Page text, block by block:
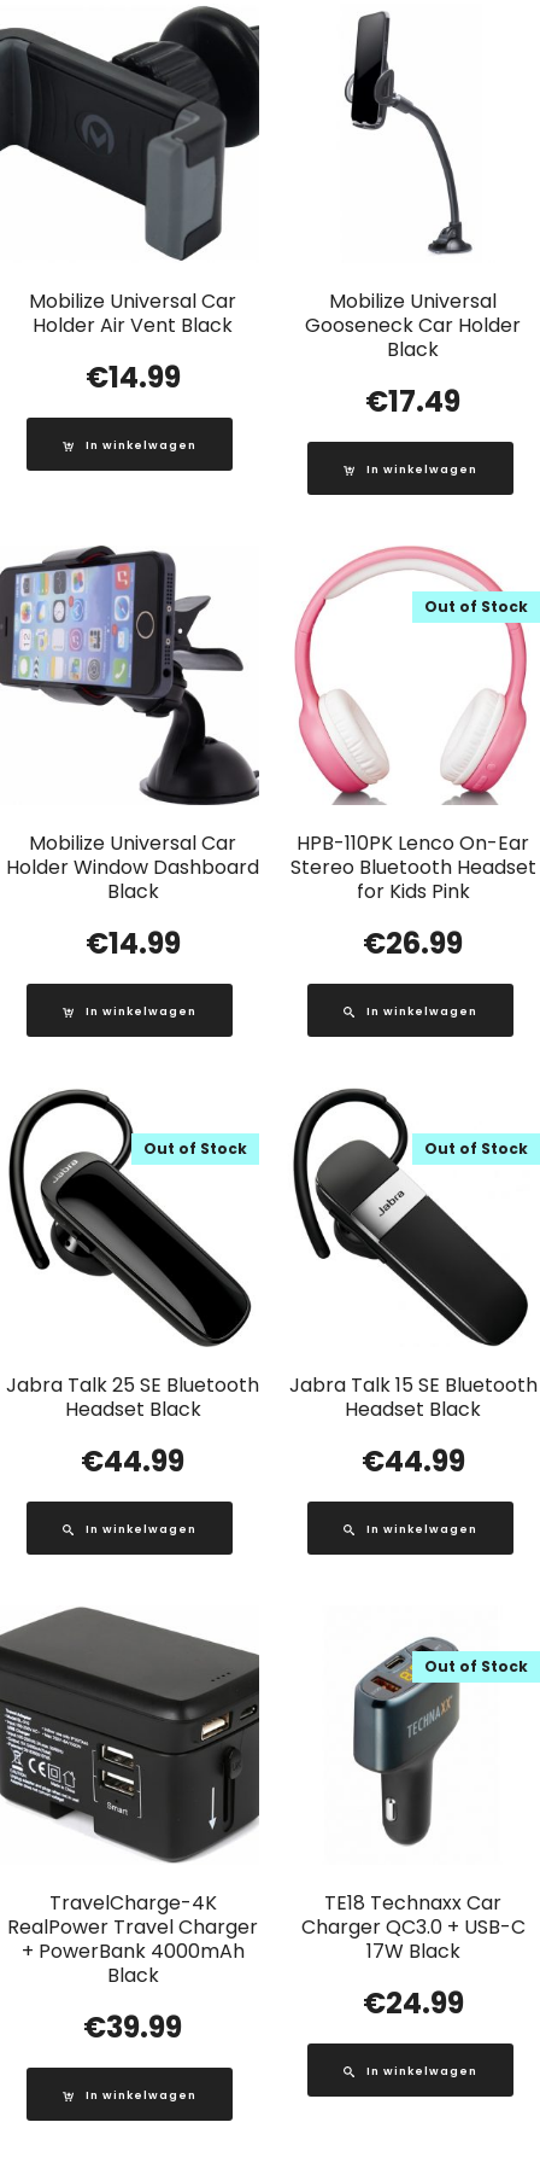
Mobilize Universal Car
Holder Air Vent Black
€14.99
In winkelwagen
Mobilize Universal
Gooseneck Car Holder
Black
€17.49
In winkelwagen
Mobilize Universal Car
Holder Window Dashboard
Black
€14.99
In winkelwagen
HPB-110PK Lenco On-Ear
Stereo Bluetooth Headset
for Kids Pink
Out of Stock
€26.99
In winkelwagen
Jabra Talk 25 SE Bluetooth
Headset Black
Out of Stock
€44.99
In winkelwagen
Jabra Talk 15 SE Bluetooth
Headset Black
Out of Stock
€44.99
In winkelwagen
TravelCharge-4K
RealPower Travel Charger
+ PowerBank 4000mAh
Black
€39.99
In winkelwagen
TE18 Technaxx Car
Charger QC3.0 + USB-C
17W Black
Out of Stock
€24.99
In winkelwagen